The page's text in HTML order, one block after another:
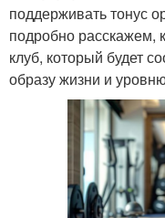
поддерживать тонус
подробно расскажем,
клуб, который будет
образу жизни и